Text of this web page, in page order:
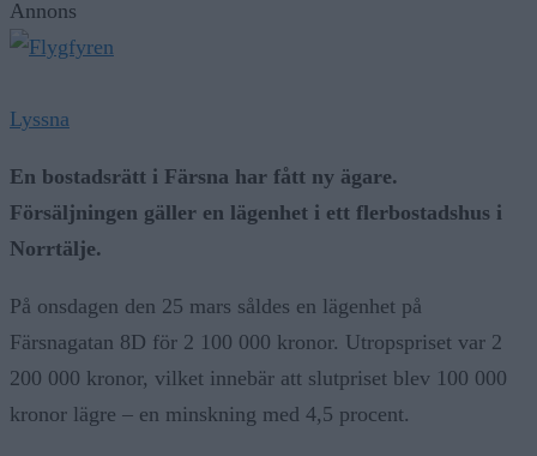
Annons
Lyssna
En bostadsrätt i Färsna har fått ny ägare.
Försäljningen gäller en lägenhet i ett flerbostadshus i
Norrtälje.
På onsdagen den 25 mars såldes en lägenhet på
Färsnagatan 8D för 2 100 000 kronor. Utropspriset var 2
200 000 kronor, vilket innebär att slutpriset blev 100 000
kronor lägre – en minskning med 4,5 procent.